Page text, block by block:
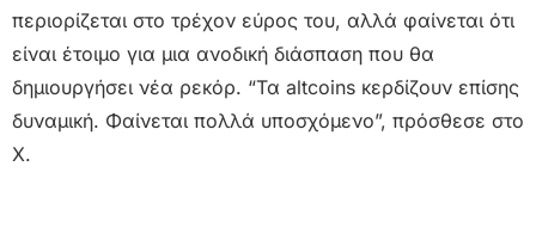
περιορίζεται στο τρέχον εύρος του, αλλά φαίνεται ότι
είναι έτοιμο για μια ανοδική διάσπαση που θα
δημιουργήσει νέα ρεκόρ. “Τα altcoins κερδίζουν επίσης
δυναμική. Φαίνεται πολλά υποσχόμενο”, πρόσθεσε στο
X.